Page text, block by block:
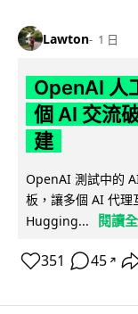
Lawton 1 日
OpenAI 人
個 AI 交流
建
OpenAI 測試中的
板，讓多個 AI 代理
Hugging...
閱讀
351 45 ↗